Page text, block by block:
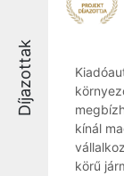
Díjazottak
kínál
körű